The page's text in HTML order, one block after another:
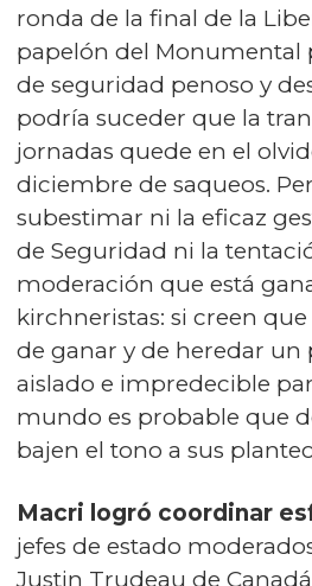
ronda de la final de la
papelón del Monumental
de seguridad penoso y
podría suceder que la
jornadas quede en el
diciembre de saqueos.
subestimar ni la eficaz
de Seguridad ni la
moderación que está
kirchneristas: si creen
de ganar y de heredar un
aislado e impredecible
mundo es probable que
bajen el tono a sus
Macri logró coordinar
jefes de estado
Justin Trudeau de